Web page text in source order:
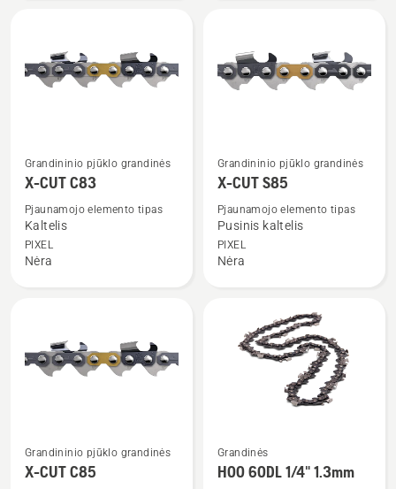
Žiūrėti
daugiau
apie
CUT
Grandininio pjūklo grandinės
X-CUT C83
Pjaunamojo elemento tipas
Kaltelis
PIXEL
Nėra
Žiūrėti
daugiau
apie
CUT
Grandininio pjūklo grandinės
X-CUT S85
Pjaunamojo elemento tipas
Pusinis kaltelis
PIXEL
Nėra
Žiūrėti
daugiau
Grandininio pjūklo grandinės
X-CUT C85
Žiūrėti
daugiau
Grandinės
H00 60DL 1/4" 1.3mm